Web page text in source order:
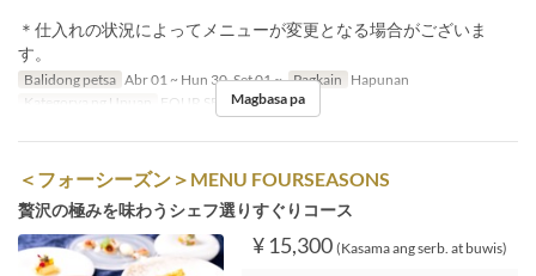
＊仕入れの状況によってメニューが変更となる場合がございま
す。
Balidong petsa Abr 01 ~ Hun 30, Set 01 ~ Pagkain Hapunan
Kategorya ng Upuan
FOUR SEASONMagbasa pa
＜フォーシーズン＞MENU FOURSEASONS
贅沢の極みを味わうシェフ選りすぐりコース
¥ 15,300 (Kasama ang serb. at buwis)